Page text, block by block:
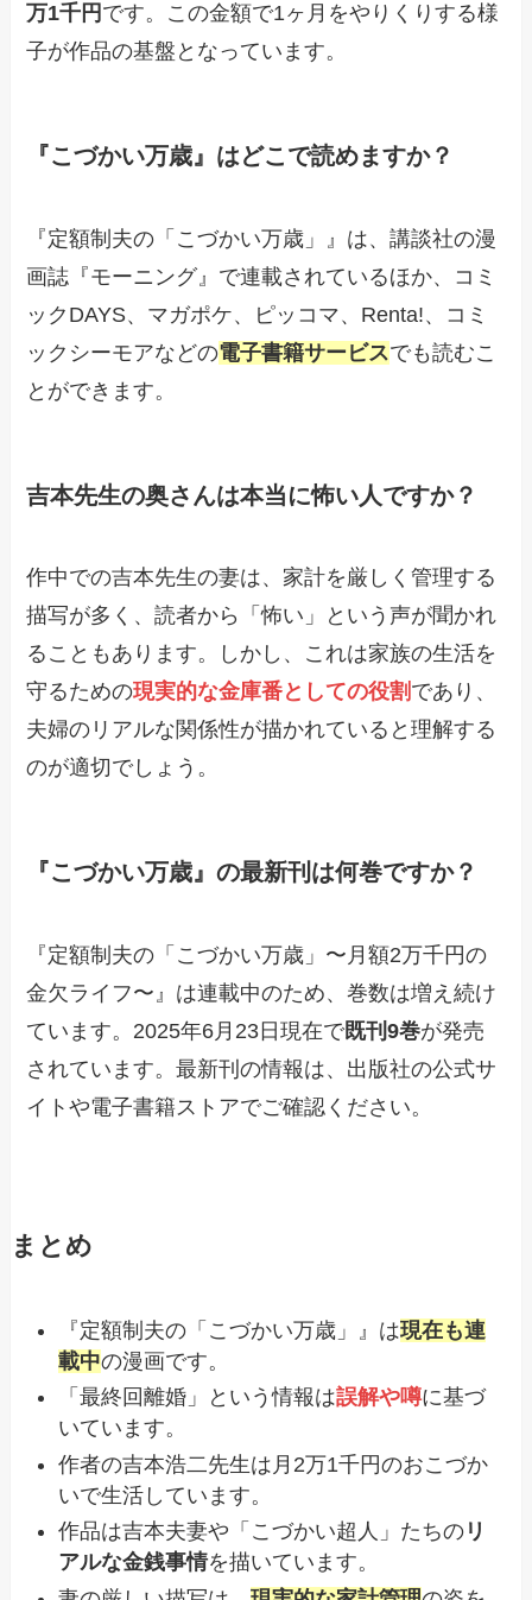
万1千円 です。この金額で1ヶ月をやりくりする様
子が作品の基盤となっています。
『こづかい万歳』はどこで読めますか？
『定額制夫の「こづかい万歳」』は、講談社の漫
画誌『モーニング』で連載されているほか、コミ
ックDAYS、マガポケ、ピッコマ、Renta!、コミ
ックシーモアなどの電子書籍サービスでも読むこ
とができます。
吉本先生の奥さんは本当に怖い人ですか？
作中での吉本先生の妻は、家計を厳しく管理する
描写が多く、読者から「怖い」という声が聞かれ
ることもあります。しかし、これは家族の生活を
守るための現実的な金庫番としての役割 であり、
夫婦のリアルな関係性が描かれていると理解する
のが適切でしょう。
『こづかい万歳』の最新刊は何巻ですか？
『定額制夫の「こづかい万歳」〜月額2万千円の
金欠ライフ〜』は連載中のため、巻数は増え続け
ています。2025年6月23日現在で既刊9巻が発売
されています。最新刊の情報は、出版社の公式サ
イトや電子書籍ストアでご確認ください。
まとめ
『定額制夫の「こづかい万歳」』は現在も連
載中の漫画です。
「最終回離婚」という情報は誤解や噂に基づ
いています。
作者の吉本浩二先生は月2万1千円のおこづか
いで生活しています。
作品は吉本夫妻や「こづかい超人」たちの リ
アルな金銭事情を描いています。